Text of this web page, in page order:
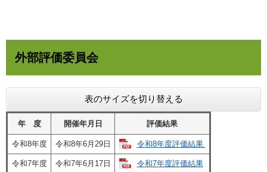
外部評価委員会
表のサイズを切り替える
年 度 開催年月日 評価結果
令和8年度 令和8年6月29日 令和8年度評価結果
令和7年度 令和7年6月17日 令和7年度評価結果